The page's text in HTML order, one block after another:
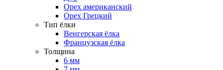
Орех американский
Орех Грецкий
Тип ёлки
Венгерская ёлка
Французская ёлка
Толщина
6 мм